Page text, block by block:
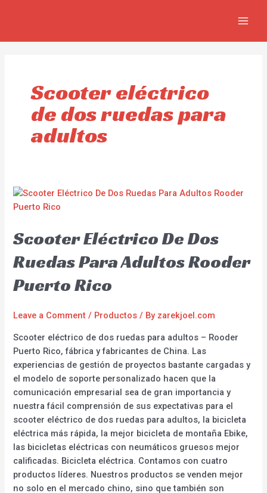
Scooter eléctrico
de dos ruedas para
adultos
Scooter Eléctrico De Dos
Ruedas Para Adultos Rooder
Puerto Rico
Leave a Comment / Productos / By zarekjoel.com
Scooter eléctrico de dos ruedas para adultos – Rooder
Puerto Rico, fábrica y fabricantes de China. Las
experiencias de gestión de proyectos bastante cargadas y
el modelo de soporte personalizado hacen que la
comunicación empresarial sea de gran importancia y
nuestra fácil comprensión de sus expectativas para el
scooter eléctrico de dos ruedas para adultos, la bicicleta
eléctrica más rápida, la mejor bicicleta de montaña Ebike,
las bicicletas eléctricas con neumáticos gruesos mejor
calificadas. Bicicleta eléctrica. Contamos con cuatro
productos líderes. Nuestros productos se venden mejor
no solo en el mercado chino, sino que también son